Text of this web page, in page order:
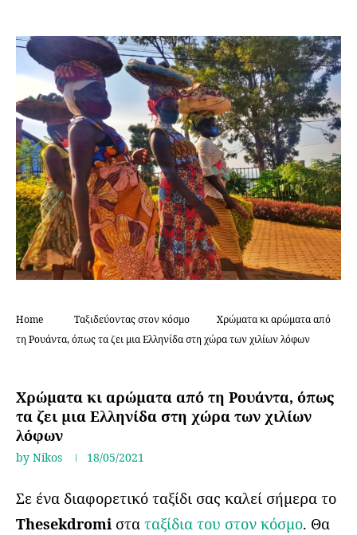
Home Ταξιδεύοντας στον κόσμο
Χρώματα κι αρώματα από
τη Ρουάντα, όπως τα ζει μια Ελληνίδα στη χώρα των χιλίων λόφων
Χρώματα κι αρώματα από τη Ρουάντα, όπως
τα ζει μια Ελληνίδα στη χώρα των χιλίων
λόφων
by Nikos 18/05/2021
Σε ένα διαφορετικό ταξίδι σας καλεί σήμερα το
Thesekdromi στα ταξίδια του στον κόσμο. Θα